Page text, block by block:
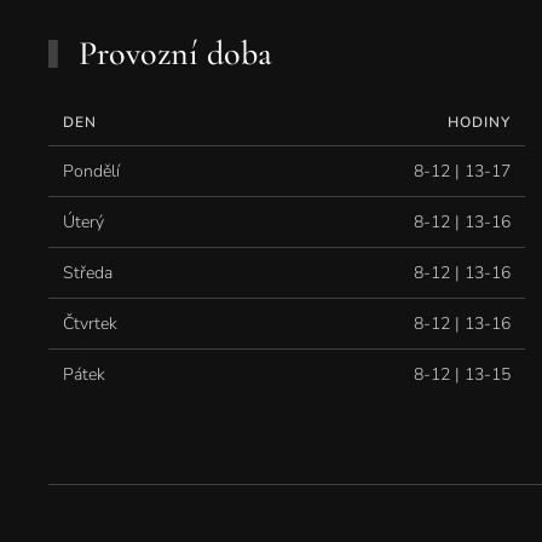
Provozní doba
DEN HODINY
Pondělí 8-12 | 13-17
Úterý 8-12 | 13-16
Středa 8-12 | 13-16
Čtvrtek 8-12 | 13-16
Pátek 8-12 | 13-15